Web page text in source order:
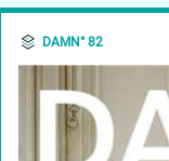
DAMN° 82